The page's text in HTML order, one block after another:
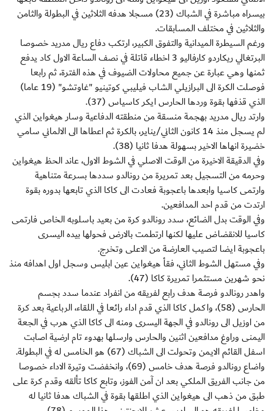
بيسراه مباشرة في الشباك (23) مسجلا هدفه الثلاثين في البطولة والثامن
والثلاثين في مختلف المسابقات.
ورغم السيطرة الميدانية والتفوق الكبير، ارتكب دفاع ريال مدريد خصوصا
البرتغالي ريكاردو كارفاليو 3 اخطاء قاتلة في نصف الساعة الاول كاد يدفع
ثمنها وهي عبارة عن جميع محاولات الضيوف في هذه الفترة، ثم رابعا
فوصلت الكرة الى البرازيلي الشاب فيليبي كوتينيو "غاوتشو" (19 عاما)
الذي قذفها بقوة وردها الحارس ايكر كاسياس (37).
وارتد ريال مدريد بهجمة منسقة من منطقته الدفاعية وسار هيغواين الذي
لم يسجل منذ 14 كانون الثاني/يناير، بالكرة ثم اعطاها الى الالماني سامي
خضيرة انهاها الاخير بسهولة هدفا ثانيا (38).
وفي الدقيقة الاخيرة من الوقت الاصلي في الشوط الاول، عاند الحظ هيغواين
وحرمه من التسجيل بعد تمريرة من رونالدو سددها بسرعة متناهية
وارتمى كاسيا وابعدها باعجوبة فعادت الى كاكا الذي تابعها بدوره بقوة
ارتدت من قدم احد المدافعين.
وفي الوقت بدل الضائع، سدد رونالدو كرة من بعيد باسلوبه الخاص فارتمى
كاسيا للانقضاض عليها لكنها ارتطمت بالارض فحولها بيده اليسرى
باعجوبة ايضا لتصيب العارضة من الاعلى وتخرج.
وفي مستهل الشوط الثاني، فقأ هيغواين عين ابليس وسجل اول اهدافه منذ
نحو شهرين مستثمرا تمريرة كاكا (47).
واهدر رونالدو فرصة هدف رابع لفريقه من انفراد عندما سدد بجسم
الحارس (58)، واكمل كاكا الذي قدم اداء رائعا في اللقاء، الرباعية بعد كرة
من اوزيل الى رونالدو في الجهة اليسرى ومنه الى كاكا الذي هرب في الجعة
اليمنى وراوغ مدافعين اثنين والحارس وارسلها بهدوء تام ارضية اصابت
اسفل القائم الايمن وتحولت الى الشباك (67) هو الخامس له في البطولة.
واضاع رونالدو فرصة هدف خامس (69)، وانخفضت وتيرة الاداء خصوصا
من جانب الفريق الملكي بعد ان آمن الفوز، وتابع كاكا تألقه وقدم كرة على
طبق من ذهب الى هيغواين الذي اطلقها بقوة في الشباك هدفا ثانيا له